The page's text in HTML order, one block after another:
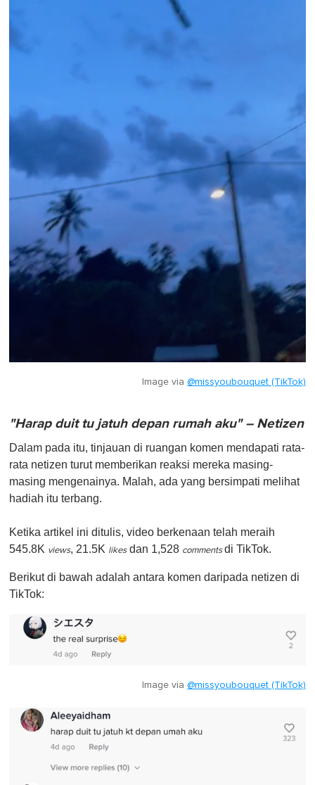
Image via @missyoubouquet (TikTok)
"Harap duit tu jatuh depan rumah aku" – Netizen
Dalam pada itu, tinjauan di ruangan komen mendapati rata-
rata netizen turut memberikan reaksi mereka masing-
masing mengenainya. Malah, ada yang bersimpati melihat
hadiah itu terbang.
Ketika artikel ini ditulis, video berkenaan telah meraih
545.8K views, 21.5K likesdan 1,528 commentsdi TikTok.
Berikut di bawah adalah antara komen daripada netizen di
TikTok:
Image via @missyoubouquet (TikTok)